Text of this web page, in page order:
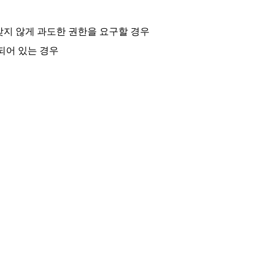
않게 과도한 권한을 요구할 경우
어 있는 경우